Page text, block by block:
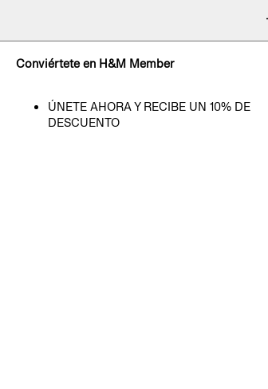
Conviértete en H&M Member
ÚNETE AHORA Y RECIBE UN 10% DE
DESCUENTO